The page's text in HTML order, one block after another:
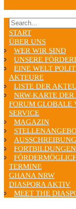
START
ÜBER UNS
WER WIR SIND
UNSERE
EINE WELT
AKTEURE
LISTE DER
NRW-KARTE
FORUM GLOBALE
SERVICE
MAGAZIN
FORTBILDUNGEN
TERMINE
GHANA NRW
DIASPORA AKTIV
MEET THE